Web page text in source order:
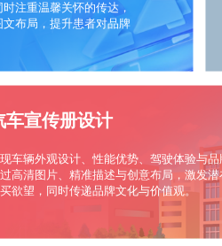
注重温馨关怀的传达，
布局，提升患者对品牌
车宣传册设计
现车辆外观设计、性能优势、驾驶体验与品
高清图片、精准描述与创意布局，激发潜
欲望，同时传递品牌文化与价值观。